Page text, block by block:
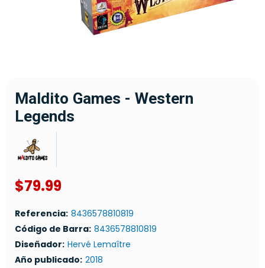
Maldito Games - Western
Legends
$79.99
Referencia: 8436578810819
Código de Barra: 8436578810819
Diseñador: Hervé Lemaître
Año publicado: 2018